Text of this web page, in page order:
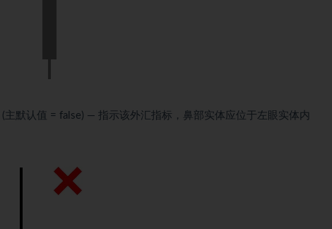
(主默认值 = false) — 指示该外汇指标，鼻部实体应位于左眼实体内